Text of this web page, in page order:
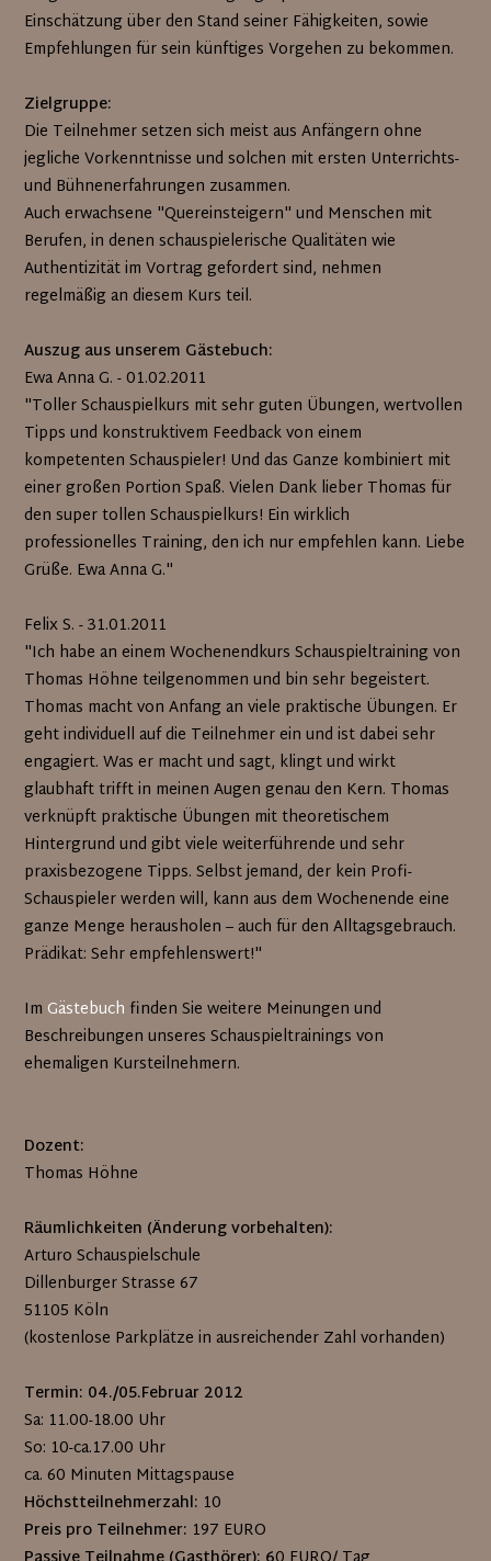
Einschätzung über den Stand seiner Fähigkeiten, sowie
Empfehlungen für sein künftiges Vorgehen zu bekommen.
Zielgruppe:
Die Teilnehmer setzen sich meist aus Anfängern ohne
jegliche Vorkenntnisse und solchen mit ersten Unterrichts-
und Bühnenerfahrungen zusammen.
Auch erwachsene "Quereinsteigern" und Menschen mit
Berufen, in denen schauspielerische Qualitäten wie
Authentizität im Vortrag gefordert sind, nehmen
regelmäßig an diesem Kurs teil.
Auszug aus unserem Gästebuch:
Ewa Anna G. - 01.02.2011
"Toller Schauspielkurs mit sehr guten Übungen, wertvollen
Tipps und konstruktivem Feedback von einem
kompetenten Schauspieler! Und das Ganze kombiniert mit
einer großen Portion Spaß. Vielen Dank lieber Thomas für
den super tollen Schauspielkurs! Ein wirklich
professionelles Training, den ich nur empfehlen kann. Liebe
Grüße. Ewa Anna G."
Felix S. - 31.01.2011
"Ich habe an einem Wochenendkurs Schauspieltraining von
Thomas Höhne teilgenommen und bin sehr begeistert.
Thomas macht von Anfang an viele praktische Übungen. Er
geht individuell auf die Teilnehmer ein und ist dabei sehr
engagiert. Was er macht und sagt, klingt und wirkt
glaubhaft trifft in meinen Augen genau den Kern. Thomas
verknüpft praktische Übungen mit theoretischem
Hintergrund und gibt viele weiterführende und sehr
praxisbezogene Tipps. Selbst jemand, der kein Profi-
Schauspieler werden will, kann aus dem Wochenende eine
ganze Menge herausholen – auch für den Alltagsgebrauch.
Prädikat: Sehr empfehlenswert!"
ImGästebuch finden Sie weitere Meinungen und
Beschreibungen unseres Schauspieltrainings von
ehemaligen Kursteilnehmern.
Dozent:
Thomas Höhne
Räumlichkeiten (Änderung vorbehalten):
Arturo Schauspielschule
Dillenburger Strasse 67
51105 Köln
(kostenlose Parkplätze in ausreichender Zahl vorhanden)
Termin: 04./05.Februar 2012
Sa: 11.00-18.00 Uhr
So: 10-ca.17.00 Uhr
ca. 60 Minuten Mittagspause
Höchstteilnehmerzahl: 10
Preis pro Teilnehmer: 197 EURO